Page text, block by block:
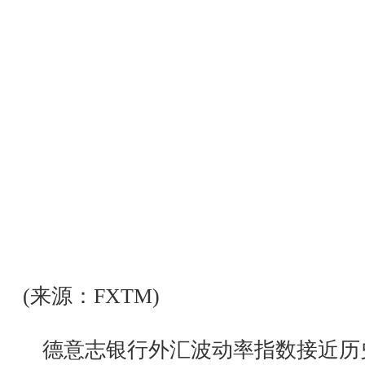
(来源：FXTM)
德意志银行外汇波动率指数接近历